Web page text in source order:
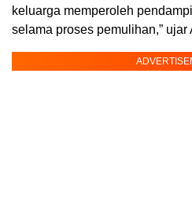
keluarga memperoleh
selama proses pemulihan,” ujar